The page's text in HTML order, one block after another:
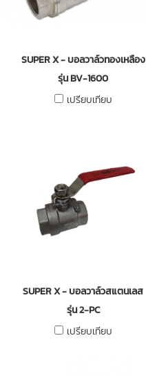
SUPER X - บอลวาล์วทองเหลือง
รุ่น BV-1600
เปรียบเทียบ
SUPER X - บอลวาล์วสแตนเลส
รุ่น 2-PC
เปรียบเทียบ